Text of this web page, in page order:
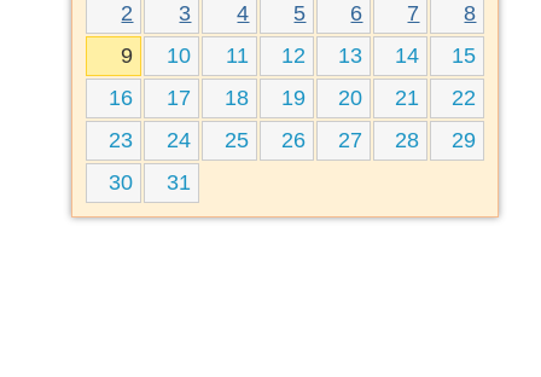
2
3 4 5 6 7
8
9
10 11 12 13 14
15
16
17 18 19 20 21
22
23
24 25 26 27 28
29
30
31